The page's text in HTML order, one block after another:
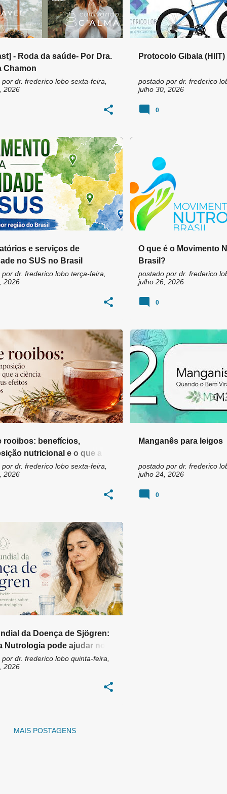
- Roda da saúde- Por Dra.
Chamon
por dr. frederico lobo sexta-feira,
2026
Protocolo Gibala (HIIT)
postado por dr. frederico
julho 30, 2026
0
e serviços de
no SUS no Brasil
por dr. frederico lobo terça-feira,
2026
DE ENDOCRINOLOGIA +7
O que é o Movimento
Brasil?
postado por dr. frederico
julho 26, 2026
0
rooibos: benefícios,
nutricional e o que a
revela sobre ele
por dr. frederico lobo sexta-feira,
2026
ASPALATINA +8
Manganês para leigos
postado por dr. frederico
julho 24, 2026
0
da Doença de Sjögren:
Nutrologia pode ajudar no
dos sintomas?
por dr. frederico lobo quinta-feira,
2026
BOCA SECA +11
MAIS POSTAGENS